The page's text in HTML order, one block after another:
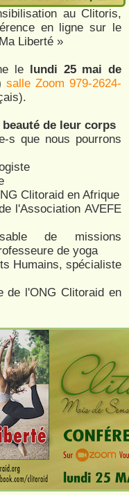
au Clitoris,
en ligne sur le
Liberté »
le lundi 25 mai de
salle Zoom 979-2624-
de leur corps
s que nous pourrons
Clitoraid en Afrique
l'Association AVEFE
de missions
de yoga
Humains, spécialiste
de l'ONG Clitoraid en